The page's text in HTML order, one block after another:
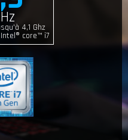
4,1 Ghz
core™ i7